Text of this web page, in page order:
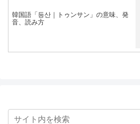
韓国語「등산｜トゥンサン」の意味、発
音、読み方